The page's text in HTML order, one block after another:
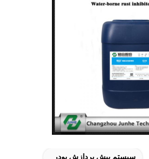
سیستم پیش پردازش پودر